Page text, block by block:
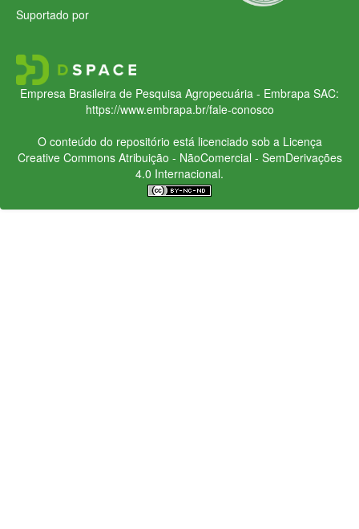
Suportado por
Empresa Brasileira de Pesquisa Agropecuária - Embrapa SAC:
https://www.embrapa.br/fale-conosco
O conteúdo do repositório está licenciado sob a Licença
Creative CommonsAtribuição - NãoComercial - SemDerivações
4.0 Internacional.